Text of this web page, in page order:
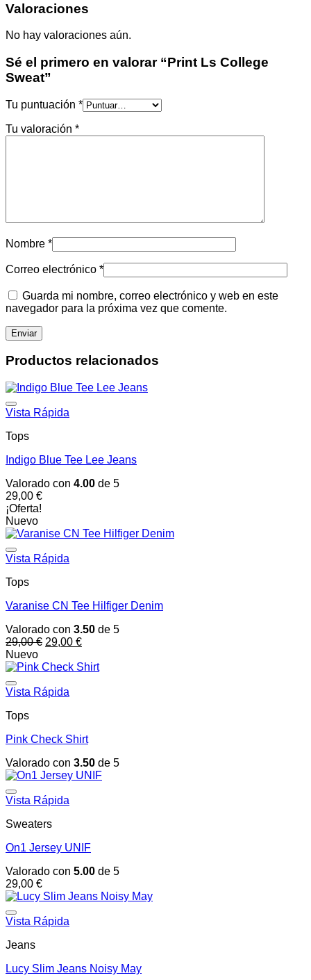
Valoraciones
No hay valoraciones aún.
Sé el primero en valorar “Print Ls College
Sweat”
Tu puntuación *
Tu valoración *
Nombre *
Correo electrónico *
Guarda mi nombre, correo electrónico y web en este
navegador para la próxima vez que comente.
Productos relacionados
Vista Rápida
Tops
Indigo Blue Tee Lee Jeans
Valorado con 4.00 de 5
29,00 €
¡Oferta!
Nuevo
Vista Rápida
Tops
Varanise CN Tee Hilfiger Denim
Valorado con 3.50 de 5
29,00€ El
original
29,00 €.
29,00 €El
actual
Nuevo
Vista Rápida
Tops
Pink Check Shirt
Valorado con 3.50 de 5
Vista Rápida
Sweaters
On1 Jersey UNIF
Valorado con 5.00 de 5
29,00 €
Vista Rápida
Jeans
Lucy Slim Jeans Noisy May